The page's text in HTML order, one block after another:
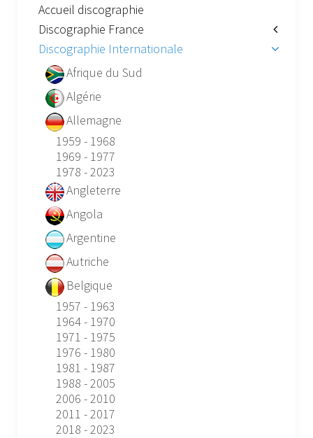
Accueil discographie
Discographie France
Discographie Internationale
Afrique du Sud
Algérie
Allemagne
1959 - 1968
1969 - 1977
1978 - 2023
Angleterre
Angola
Argentine
Autriche
Belgique
1957 - 1963
1964 - 1970
1971 - 1975
1976 - 1980
1981 - 1987
1988 - 2005
2006 - 2010
2011 - 2017
2018 - 2023